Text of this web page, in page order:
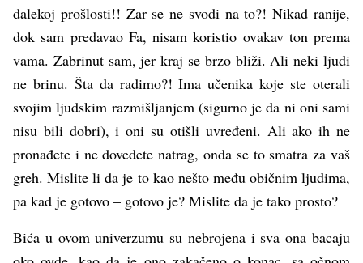
dalekoj prošlosti!! Zar se ne svodi na to?! Nikad ranije,
dok sam predavao Fa, nisam koristio ovakav ton prema
vama. Zabrinut sam, jer kraj se brzo bliži. Ali neki ljudi
ne brinu. Šta da radimo?! Ima učenika koje ste oterali
svojim ljudskim razmišljanjem (sigurno je da ni oni sami
nisu bili dobri), i oni su otišli uvređeni. Ali ako ih ne
pronađete i ne dovedete natrag, onda se to smatra za vaš
greh. Mislite li da je to kao nešto među običnim ljudima,
pa kad je gotovo – gotovo je? Mislite da je tako prosto?
Bića u ovom univerzumu su nebrojena i sva ona bacaju